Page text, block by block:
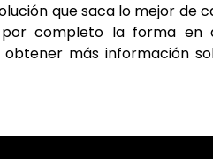
que saca lo mejor de
por completo la forma en
más información